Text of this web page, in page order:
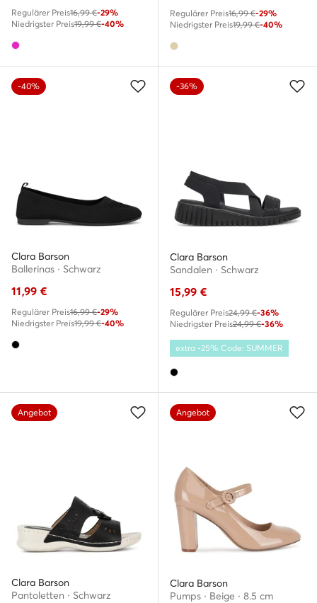
Regulärer Preis16,99 €-29%
Niedrigster Preis19,99 €-40%
Regulärer Preis16,99 €-29%
Niedrigster Preis19,99 €-40%
-40%
Clara Barson
Ballerinas · Schwarz
11,99 €
Regulärer Preis16,99 €-29%
Niedrigster Preis19,99 €-40%
-36%
Clara Barson
Sandalen · Schwarz
15,99 €
Regulärer Preis24,99 €-36%
Niedrigster Preis24,99 €-36%
extra -25% Code: SUMMER
Angebot
Clara Barson
Pantoletten · Schwarz
Angebot
Clara Barson
Pumps · Beige · 8.5 cm